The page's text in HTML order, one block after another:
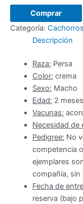
Persa
macho
cantidad
Comprar
Categoría:
Descripción
Raza: Persa
Color: crema
Sexo: Macho
Edad: 2 meses
Vacunas:
Necesidad de
Pedigree: No
competencia
ejemplares
compañía, sin
Fecha de
reserva (bajo